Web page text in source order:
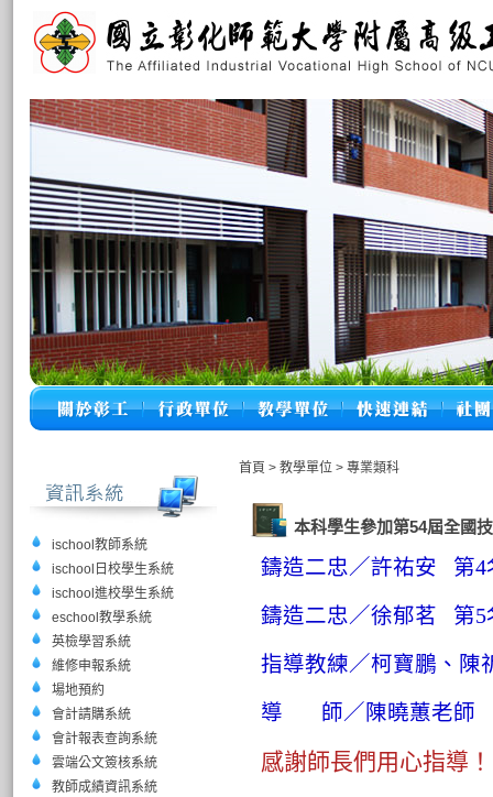
ischool教師系統
ischool日校學生系統
ischool進校學生系統
eschool教學系統
英檢學習系統
維修申報系統
場地預約
會計請購系統
會計報表查詢系統
雲端公文簽核系統
教師成績資訊系統
首頁 > 教學單位 > 專業類科
本科學生參加第54屆全國
鑄造二忠／許祐安 第4
鑄造二忠／徐郁茗 第5
指導教練／柯寶鵬 、陳
導 師／ 陳曉蕙老師
感謝師長們用心指導！